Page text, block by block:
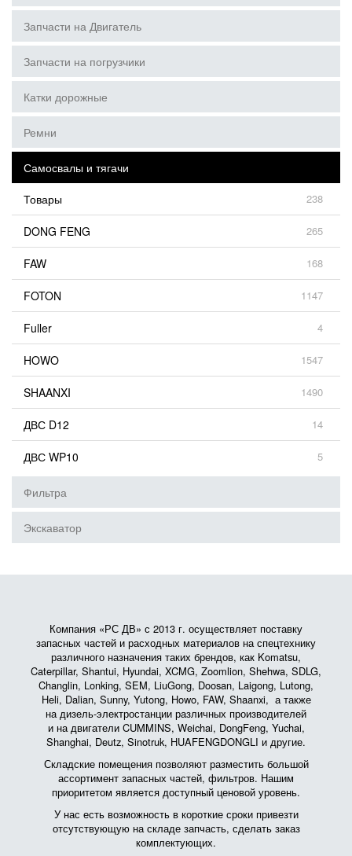
Запчасти на Двигатель
Запчасти на погрузчики
Катки дорожные
Ремни
Самосвалы и тягачи
Товары
238
DONG FENG 265
FAW 168
FOTON 1147
Fuller 4
HOWO 1547
SHAANXI 1490
ДВС D12 14
ДВС WP10 5
Фильтра
Экскаватор
Компания «РС ДВ» с 2013 г. осуществляет поставку
запасных частей и расходных материалов на спецтехнику
различного назначения таких брендов, как Komatsu,
Caterpillar, Shantui, Hyundai, XCMG, Zoomlion, Shehwa, SDLG,
Changlin, Lonking, SEM, LiuGong, Doosan, Laigong, Lutong,
Heli, Dalian, Sunny, Yutong, Howo, FAW, Shaanxi, а также
на дизель-электростанции различных производителей
и на двигатели CUMMINS, Weichai, DongFeng, Yuchai,
Shanghai, Deutz, Sinotruk, HUAFENGDONGLI и другие.
Складские помещения позволяют разместить большой
ассортимент запасных частей, фильтров. Нашим
приоритетом является доступный ценовой уровень.
У нас есть возможность в короткие сроки привезти
отсутствующую на складе запчасть, сделать заказ
комплектующих.